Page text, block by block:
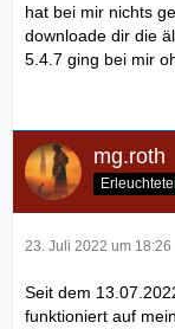
hat bei mir nichts
downloade dir die
5.4.7 ging bei mir
mg.roth
23. Juli 2022 um 18:26
Seit dem
funktioniert auf